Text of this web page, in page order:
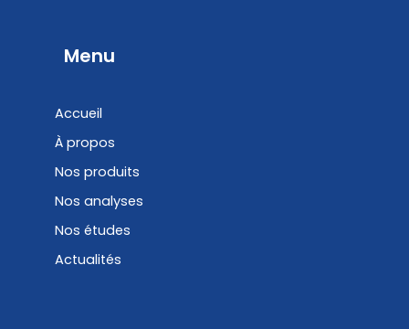
b
o
k
e
Menu
Accueil
À propos
Nos produits
Nos analyses
Nos études
Actualités